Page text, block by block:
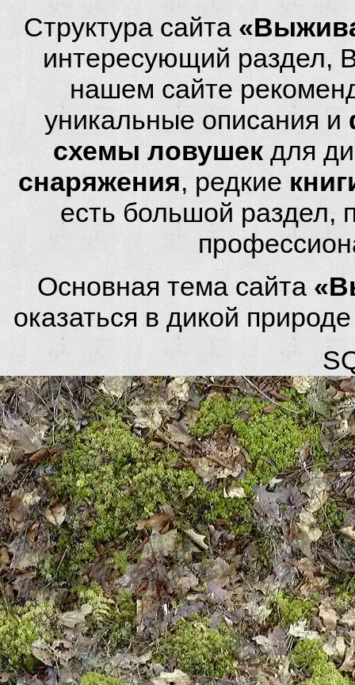
Структура сайта
интересующий раздел,
нашем сайте
уникальные описания и
схемы ловушек для
снаряжения, редкие
есть большой
Основная тема сайта
оказаться в дикой